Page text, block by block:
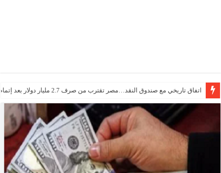
اتفاق تاريخي مع صندوق النقد…مصر تقترب من صرف 2.7 مليار دولار بعد إتمام المراجعتين